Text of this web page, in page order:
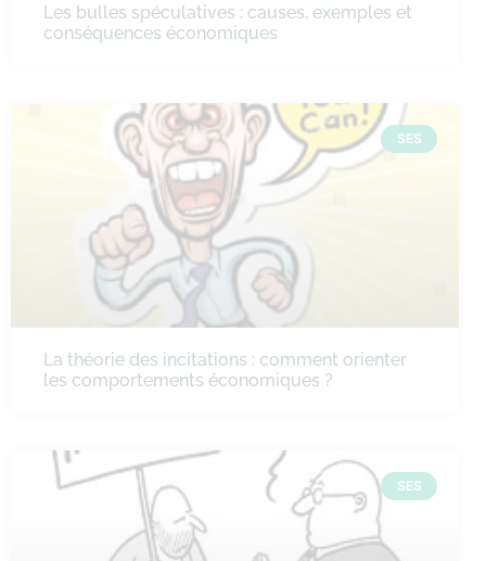
Les bulles spéculatives : causes, exemples et
conséquences économiques
SES
La théorie des incitations : comment orienter
les comportements économiques ?
SES